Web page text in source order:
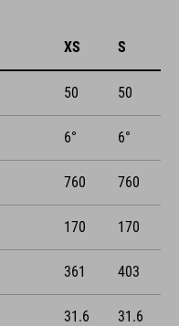
XS S
50 50
6° 6°
760 760
170 170
361 403
31.6 31.6